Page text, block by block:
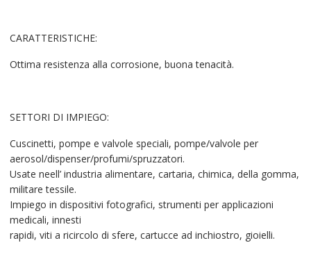
CARATTERISTICHE:
Ottima resistenza alla corrosione, buona tenacità.
SETTORI DI IMPIEGO:
Cuscinetti, pompe e valvole speciali, pompe/valvole per
aerosol/dispenser/profumi/spruzzatori.
Usate neell’ industria alimentare, cartaria, chimica, della gomma,
militare tessile.
Impiego in dispositivi fotografici, strumenti per applicazioni
medicali, innesti
rapidi, viti a ricircolo di sfere, cartucce ad inchiostro, gioielli.